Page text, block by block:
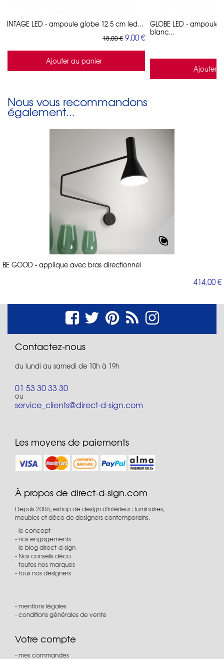
VINTAGE LED - ampoule globe 12.5 cm led...
18,00 € 9,00 €
Ajouter au panier
GLOBE LED - ampoule
blanc...
Ajouter
Nous vous recommandons
également...
BE GOOD - applique avec bras directionnel
414,00 €
Contactez-nous
du lundi au samedi de 10h à 19h
01 53 30 33 30
ou
service_clients@direct-d-sign.com
Les moyens de paiements
À propos de direct-d-sign.com
Depuis 2006, eshop de design d'intérieur : luminaires,
meubles et déco de designers contemporains.
le concept
nos engagements
le blog direct-d-sign
Nos conseils déco
toutes nos marques
tous nos designers
mentions légales
conditions générales de vente
Votre compte
mes commandes